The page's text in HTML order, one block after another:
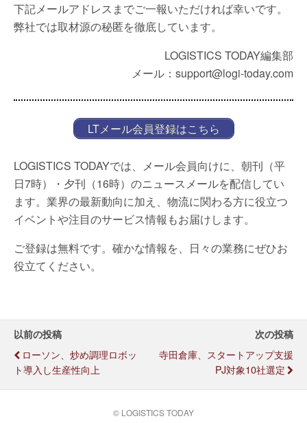
下記メールアドレスまでご一報いただければ幸いです。
弊社では取材源の秘匿を徹底しています。
LOGISTICS TODAY編集部
メール：support@logi-today.com
LTメール会員登録はこちら
LOGISTICS TODAYでは、メール会員向けに、朝刊（平
日7時）・夕刊（16時）のニュースメールを配信してい
ます。業界の最新動向に加え、物流に関わる方に役立つ
イベントや注目のサービス情報もお届けします。
ご登録は無料です。確かな情報を、日々の業務にぜひお
役立てください。
以前の投稿
ローソン、炒め調理ロボッ
ト導入し生産性向上
次の投稿
寺田倉庫、スタートアップ支援
PJ対象10社選定
© LOGISTICS TODAY